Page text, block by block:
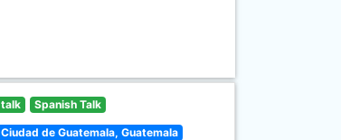
talk Spanish Talk
Ciudad de Guatemala, Guatemala